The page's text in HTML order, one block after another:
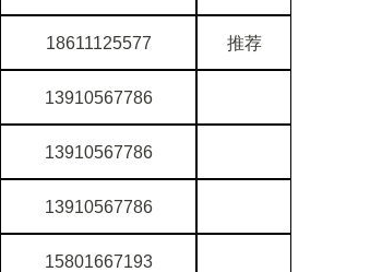
18611125577 推荐
13910567786
13910567786
13910567786
15801667193